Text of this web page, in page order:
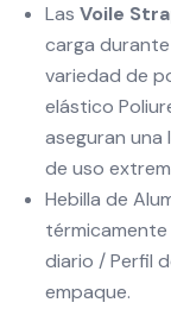
Las Voile
carga
variedad de
elástico
aseguran una
de uso
Hebilla de
diario / Perfil
empaque.